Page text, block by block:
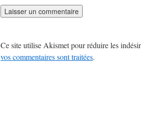
Ce site utilise Akismet pour réduire les
vos commentaires sont traitées.